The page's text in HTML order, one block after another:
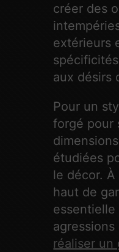
créer des
extérieurs
aux désirs
Pour un
forgé pour
étudiées
le décor. À
haut de
essentielle
réaliser un